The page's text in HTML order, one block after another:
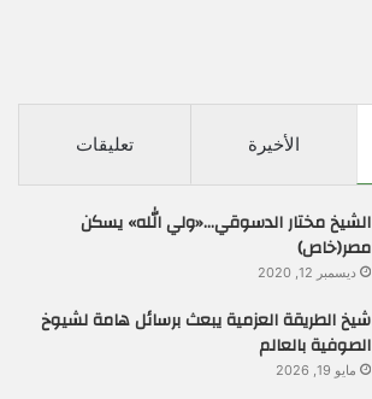
الأخيرة تعليقات
الشيخ مختار الدسوقي…«ولي الله» يسكن
مصر(خاص)
ديسمبر 12, 2020
شيخ الطريقة العزمية يبعث برسائل هامة لشيوخ
الصوفية بالعالم
مايو 19, 2026